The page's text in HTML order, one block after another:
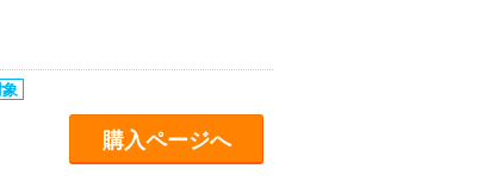
購入ページへ